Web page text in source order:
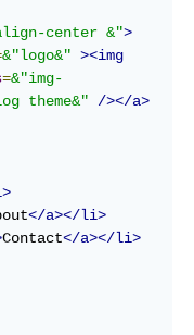
center &">
&"logo&" ><img
=&"img-
theme&" /></a>
>
</a></li>
Contact</a></li>